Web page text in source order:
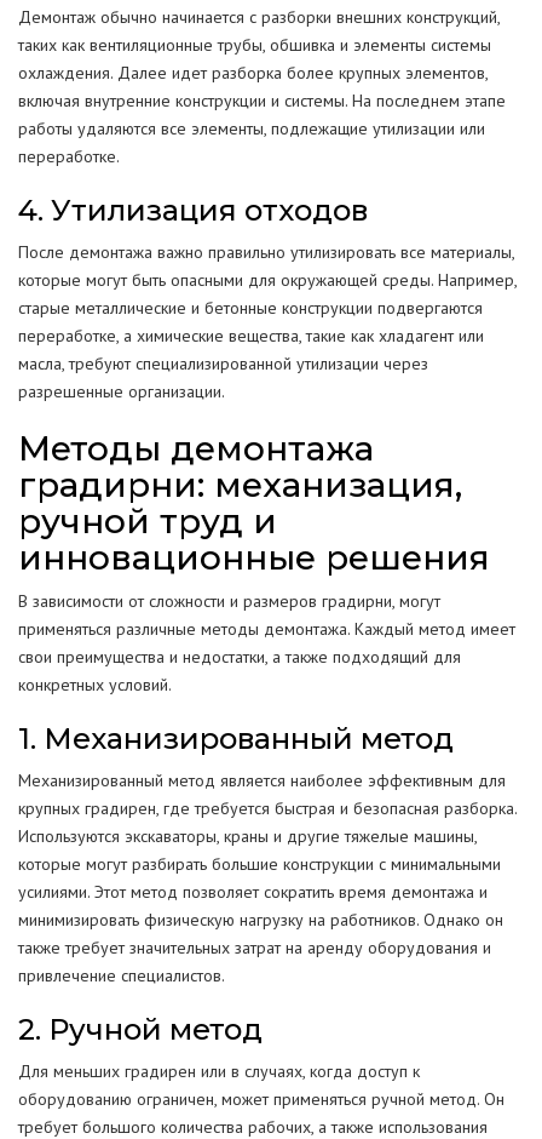
Демонтаж обычно начинается с разборки внешних конструкций,
таких как вентиляционные трубы, обшивка и элементы системы
охлаждения. Далее идет разборка более крупных элементов,
включая внутренние конструкции и системы. На последнем этапе
работы удаляются все элементы, подлежащие утилизации или
переработке.
4. Утилизация отходов
После демонтажа важно правильно утилизировать все материалы,
которые могут быть опасными для окружающей среды. Например,
старые металлические и бетонные конструкции подвергаются
переработке, а химические вещества, такие как хладагент или
масла, требуют специализированной утилизации через
разрешенные организации.
Методы демонтажа
градирни: механизация,
ручной труд и
инновационные решения
В зависимости от сложности и размеров градирни, могут
применяться различные методы демонтажа. Каждый метод имеет
свои преимущества и недостатки, а также подходящий для
конкретных условий.
1. Механизированный метод
Механизированный метод является наиболее эффективным для
крупных градирен, где требуется быстрая и безопасная разборка.
Используются экскаваторы, краны и другие тяжелые машины,
которые могут разбирать большие конструкции с минимальными
усилиями. Этот метод позволяет сократить время демонтажа и
минимизировать физическую нагрузку на работников. Однако он
также требует значительных затрат на аренду оборудования и
привлечение специалистов.
2. Ручной метод
Для меньших градирен или в случаях, когда доступ к
оборудованию ограничен, может применяться ручной метод. Он
требует большого количества рабочих, а также использования